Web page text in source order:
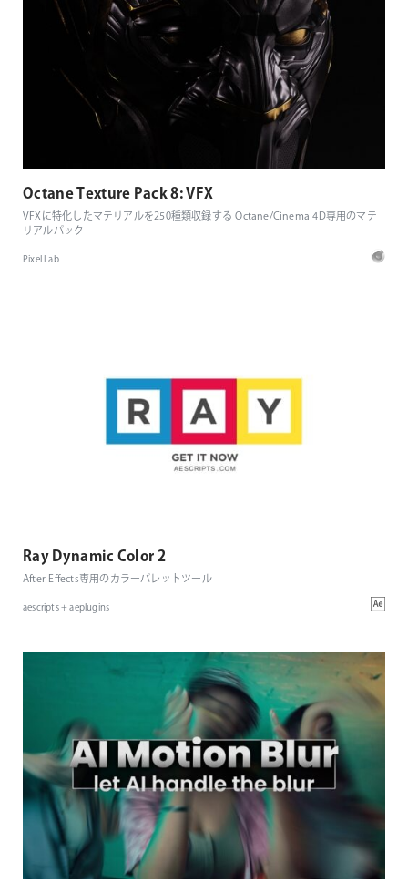
Octane Texture Pack 8: VFX
VFXに特化したマテリアルを250種類収録する Octane/Cinema 4D専用のマテ
リアルパック
Pixel Lab
Ray Dynamic Color 2
After Effects専用のカラーパレットツール
aescripts + aeplugins